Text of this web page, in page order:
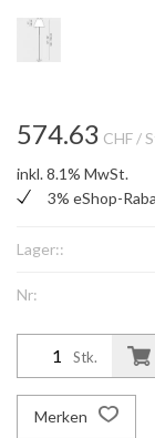
574.63 CHF /
inkl. 8.1% MwSt.
3% eShop-
Lager::
Nr:
Stk.
Merken